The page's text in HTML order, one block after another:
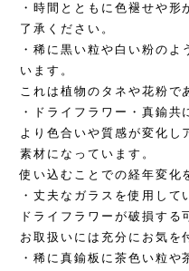
・時間とともに色褪せや
了承ください。
・稀に黒い粒や白い粉の
います。
これは植物のタネや花粉で
・ドライフラワー・真鍮共
より色合いや質感が変化し
素材になっています。
使い込むことでの経年変化
・丈夫なガラスを使用し
ドライフラワーが破損する
お取扱いには充分にお気を
・稀に真鍮板に茶色い粒や